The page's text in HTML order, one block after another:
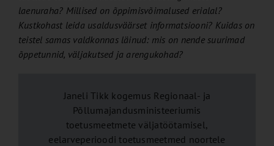
laenuraha? Millised on õppimisvõimalused erialal?
Kustkohast leida usaldusväärset informatsiooni? Kuidas on
teistel samas valdkonnas läinud: mis on nende suurimad
õppetunnid, väljakutsed ja arengukohad?
Janeli Tikk kogemus Regionaal- ja
Põllumajandusministeeriumis
toetusmeetmete väljatöötamisel,
eelarveperioodi toetusmeetmed noortele